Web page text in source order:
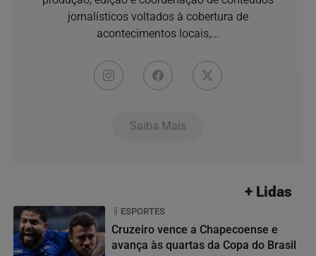
jornalísticos voltados à cobertura de
acontecimentos locais,...
Saiba Mais
+ Lidas
ESPORTES
Cruzeiro vence a Chapecoense e
avança às quartas da Copa do Brasil